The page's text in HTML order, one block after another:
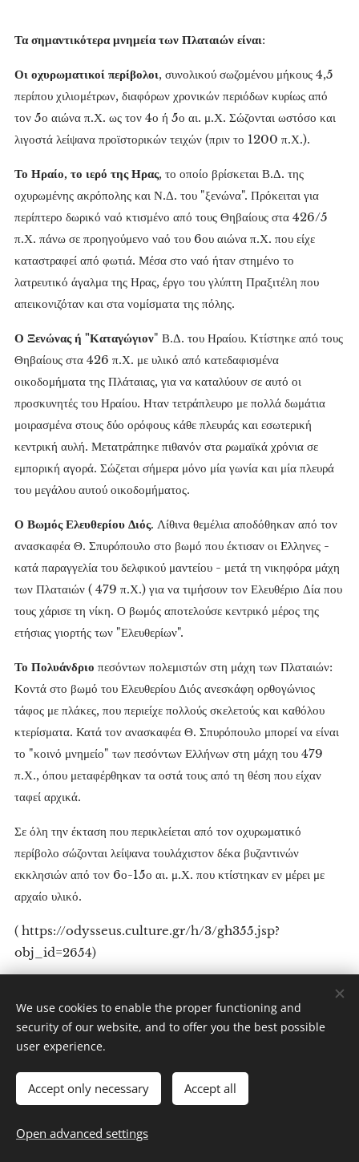
Τα σημαντικότερα μνημεία των Πλαταιών είναι:
Οι οχυρωματικοί περίβολοι, συνολικού σωζομένου μήκους 4,5
περίπου χιλιομέτρων, διαφόρων χρονικών περιόδων κυρίως από
τον 5ο αιώνα π.Χ. ως τον 4ο ή 5ο αι. μ.Χ. Σώζονται ωστόσο και
λιγοστά λείψανα προϊστορικών τειχών (πριν το 1200 π.Χ.).
Το Ηραίο, το ιερό της Ηρας, το οποίο βρίσκεται Β.Δ. της
οχυρωμένης ακρόπολης και Ν.Δ. του "ξενώνα". Πρόκειται για
περίπτερο δωρικό ναό κτισμένο από τους Θηβαίους στα 426/5
π.Χ. πάνω σε προηγούμενο ναό του 6ου αιώνα π.Χ. που είχε
καταστραφεί από φωτιά. Μέσα στο ναό ήταν στημένο το
λατρευτικό άγαλμα της Ηρας, έργο του γλύπτη Πραξιτέλη που
απεικονιζόταν και στα νομίσματα της πόλης.
Ο Ξενώνας ή "Καταγώγιον" Β.Δ. του Ηραίου. Κτίστηκε από τους
Θηβαίους στα 426 π.Χ. με υλικό από κατεδαφισμένα
οικοδομήματα της Πλάταιας, για να καταλύουν σε αυτό οι
προσκυνητές του Ηραίου. Ηταν τετράπλευρο με πολλά δωμάτια
μοιρασμένα στους δύο ορόφους κάθε πλευράς και εσωτερική
κεντρική αυλή. Μετατράπηκε πιθανόν στα ρωμαϊκά χρόνια σε
εμπορική αγορά. Σώζεται σήμερα μόνο μία γωνία και μία πλευρά
του μεγάλου αυτού οικοδομήματος.
Ο Βωμός Ελευθερίου Διός. Λίθινα θεμέλια αποδόθηκαν από τον
ανασκαφέα Θ. Σπυρόπουλο στο βωμό που έκτισαν οι Ελληνες -
κατά παραγγελία του δελφικού μαντείου - μετά τη νικηφόρα μάχη
των Πλαταιών ( 479 π.Χ.) για να τιμήσουν τον Ελευθέριο Δία που
τους χάρισε τη νίκη. Ο βωμός αποτελούσε κεντρικό μέρος της
ετήσιας γιορτής των "Ελευθερίων".
Το Πολυάνδριο πεσόντων πολεμιστών στη μάχη των Πλαταιών:
Κοντά στο βωμό του Ελευθερίου Διός ανεσκάφη ορθογώνιος
τάφος με πλάκες, που περιείχε πολλούς σκελετούς και καθόλου
κτερίσματα. Κατά τον ανασκαφέα Θ. Σπυρόπουλο μπορεί να είναι
το "κοινό μνημείο" των πεσόντων Ελλήνων στη μάχη του 479
π.Χ., όπου μεταφέρθηκαν τα οστά τους από τη θέση που είχαν
ταφεί αρχικά.
Σε όλη την έκταση που περικλείεται από τον οχυρωματικό
περίβολο σώζονται λείψανα τουλάχιστον δέκα βυζαντινών
εκκλησιών από τον 6ο-15ο αι. μ.Χ. που κτίστηκαν εν μέρει με
αρχαίο υλικό.
( https://odysseus.culture.gr/h/3/gh355.jsp?
obj_id=2654)
έναρξη του αγώνα δρόμου γνωστού ως Ευχίδειου 'Αθλου. Ο
Ευχίδειος άθλος
Ευχίδα, που κατά το μύθο έτρεξε αυτή την απόσταση το 479 π.Χ.,
μετά τη Μάχη των Πλαταιών, θέλοντας να φέρει στις Πλαταιές νέο
"ιερό πυρ" από τους Δελφούς, γιατί οι κάτοικοι θεωρούσαν ότι
We use cookies to enable the proper functioning and
security of our website, and to offer you the best possible
user experience.
Accept only necessary Accept all
Open advanced settings